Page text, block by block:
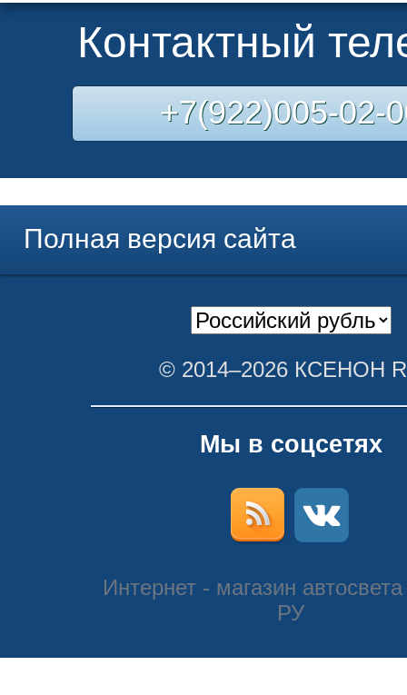
Контактный
+7(922)005-02-
Полная версия сайта
© 2014–2026 КСЕНОН
Мы в соцсетях
Интернет - магазин
РУ